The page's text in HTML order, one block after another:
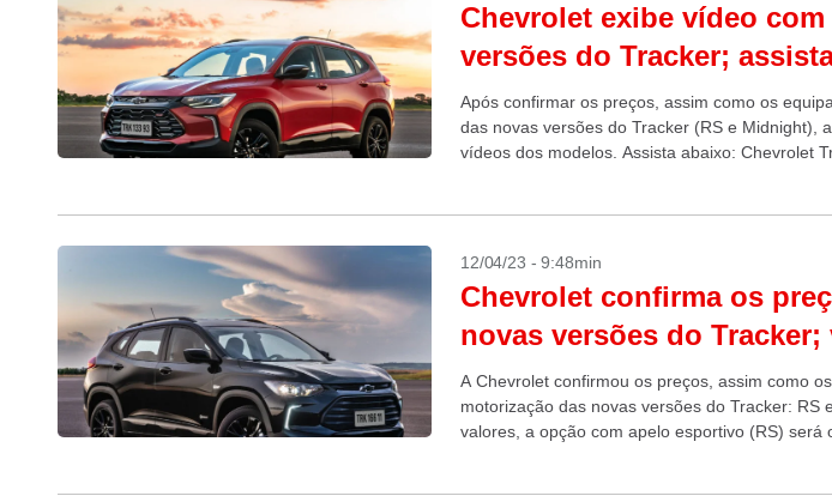
Chevrolet exibe vídeo
versões do Tracker;
Após confirmar os preços, assim como os
das novas versões do Tracker (RS e Midnight),
vídeos dos modelos. Assista abaixo: Chevrolet
12/04/23 - 9:48min
Chevrolet confirma os
novas versões do Tracker;
A Chevrolet confirmou os preços, assim como
motorização das novas versões do Tracker: RS
valores, a opção com apelo esportivo (RS) será